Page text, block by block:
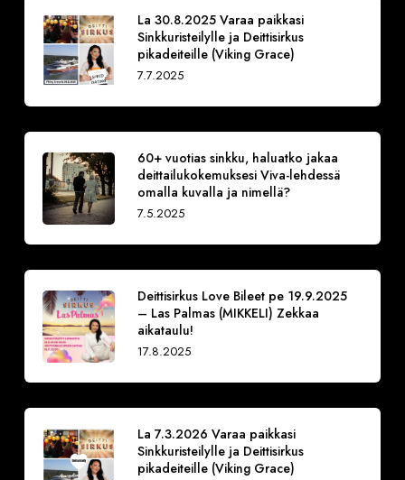
La 30.8.2025 Varaa paikkasi
Sinkkuristeilylle ja Deittisirkus
pikadeiteille (Viking Grace)
7.7.2025
60+ vuotias sinkku, haluatko jakaa
deittailukokemuksesi Viva-lehdessä
omalla kuvalla ja nimellä?
7.5.2025
Deittisirkus Love Bileet pe 19.9.2025
– Las Palmas (MIKKELI) Zekkaa
aikataulu!
17.8.2025
La 7.3.2026 Varaa paikkasi
Sinkkuristeilylle ja Deittisirkus
pikadeiteille (Viking Grace)